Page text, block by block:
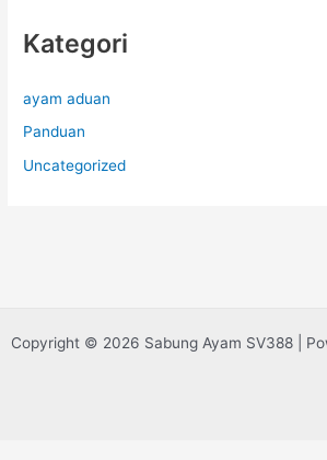
Kategori
ayam aduan
Panduan
Uncategorized
Copyright © 2026 Sabung Ayam SV388 |